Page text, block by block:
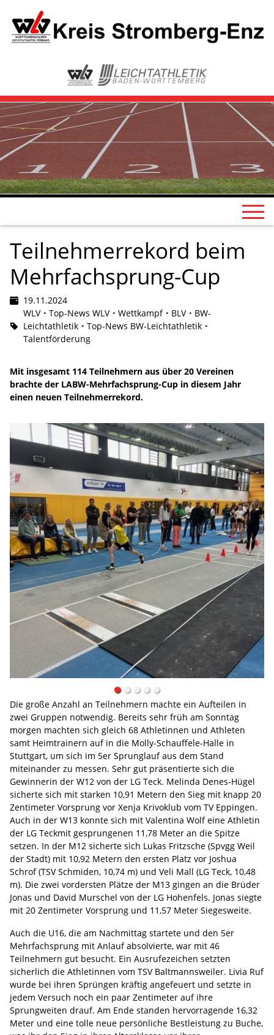
Teilnehmerrekord beim
Mehrfachsprung-Cup
19.11.2024
WLV
Top-News WLV Wettkampf BLV
BW-
Leichtathletik
Top-News BW-Leichtathletik
Talentförderung
Mit insgesamt 114 Teilnehmern aus über 20 Vereinen
brachte der LABW-Mehrfachsprung-Cup in diesem Jahr
einen neuen Teilnehmerrekord.
Die große Anzahl an Teilnehmern machte ein Aufteilen in
zwei Gruppen notwendig. Bereits sehr früh am Sonntag
morgen machten sich gleich 68 Athletinnen und Athleten
samt Heimtrainern auf in die Molly-Schauffele-Halle in
Stuttgart, um sich im 5er Sprunglauf aus dem Stand
miteinander zu messen. Sehr gut präsentierte sich die
Gewinnerin der W12 von der LG Teck. Melinda Denes-Hügel
sicherte sich mit starken 10,91 Metern den Sieg mit knapp 20
Zentimeter Vorsprung vor Xenja Krivoklub vom TV Eppingen.
Auch in der W13 konnte sich mit Valentina Wolf eine Athletin
der LG Teckmit gesprungenen 11,78 Meter an die Spitze
setzen. In der M12 sicherte sich Lukas Fritzsche (Spvgg Weil
der Stadt) mit 10,92 Metern den ersten Platz vor Joshua
Schrof (TSV Schmiden, 10,74 m) und Veli Mall (LG Teck, 10,48
m). Die zwei vordersten Plätze der M13 gingen an die Brüder
Jonas und David Murschel von der LG Hohenfels. Jonas siegte
mit 20 Zentimeter Vorsprung und 11,57 Meter Siegesweite.
Auch die U16, die am Nachmittag startete und den 5er
Mehrfachsprung mit Anlauf absolvierte, war mit 46
Teilnehmern gut besucht. Ein Ausrufezeichen setzten
sicherlich die Athletinnen vom TSV Baltmannsweiler. Livia Ruf
wurde bei ihren Sprüngen kräftig angefeuert und setzte in
jedem Versuch noch ein paar Zentimeter auf ihre
Sprungweiten drauf. Am Ende standen hervorragende 16,32
Meter und eine tolle neue persönliche Bestleistung zu Buche,